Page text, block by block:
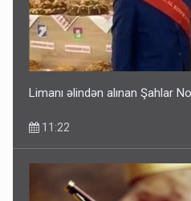
Limanı əlindən alınan Şahlar
11:22